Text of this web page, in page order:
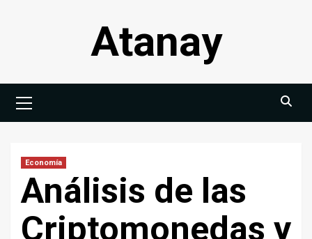
Atanay
principal
Economía
Análisis de las
Criptomonedas y